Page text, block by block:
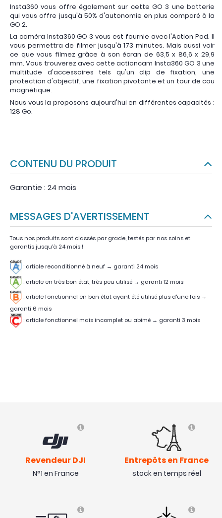
Insta360 vous offre également sur cette GO 3 une batterie
qui vous offre jusqu'à 50% d'autonomie en plus comparé à la
GO 2.
La caméra Insta360 GO 3 vous est fournie avec l'Action Pod. Il
vous permettra de filmer jusqu'à 173 minutes. Mais aussi voir
ce que vous filmez grâce à son écran de 63,5 x 86,6 x 29,9
mm. Vous trouverez avec cette actioncam Insta360 GO 3 une
multitude d'accessoires tels qu'un clip de fixation, une
protection d'objectif, une fixation pivotante et un tour de cou
magnétique.
Nous vous la proposons aujourd'hui en différentes capacités :
128 Go.
CONTENU DU PRODUIT
Garantie : 24 mois
MESSAGES D'AVERTISSEMENT
Tous nos produits sont classés par grade, testés par nos soins et
garantis jusqu'à 24 mois !
: article reconditionné à neuf → garanti 24 mois
: article en très bon état, très peu utilisé → garanti 12 mois
: article fonctionnel en bon état ayant été utilisé plus d'une fois →
garanti 6 mois
: article fonctionnel mais incomplet ou abîmé → garanti 3 mois
Revendeur DJI
N°1 en France
Entrepôts en France
stock en temps réel